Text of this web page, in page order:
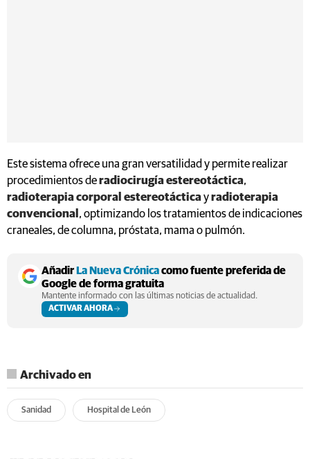
Este sistema ofrece una gran versatilidad y permite realizar
procedimientos deradiocirugía estereotáctica,
radioterapia corporal estereotácticayradioterapia
convencional , optimizando los tratamientos de indicaciones
craneales, de columna, próstata, mama o pulmón.
AñadirLa Nueva Crónicacomo fuente preferida de
Google de forma gratuita
Mantente informado con las últimas noticias de actualidad.
ACTIVAR AHORA
Archivado en
Sanidad Hospital de León